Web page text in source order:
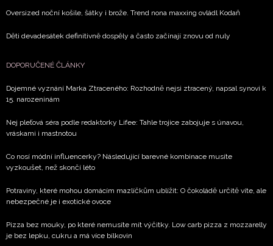
Oversized noční košile, šátky i brože. Trend nona maxxing ovládl Kodaň
Děti devadesátek definitivně dospěly a často začínají znovu od nuly
DOPORUČENÉ ČLÁNKY
Dojemné vyznání Marka Ztraceného: Rozhodně nejsi ztracený, napsal synovi k
15. narozeninám
Nej pleťová séra podle redaktorky Lifee: Tahle trojice zabojuje s únavou,
vráskami i mastnotou
Co nosí módní influencerky? Následující barevné kombinace musíte
vyzkoušet, než skončí léto
Potraviny, které mohou domácím mazlíčkům ublížit: O čokoládě určitě víte, ale
nebezpečné je i exotické ovoce
Pizza bez mouky, po které nemusíte mít výčitky. Low carb pizza z mozzarelly
je bez lepku, cukru a má více bílkovin